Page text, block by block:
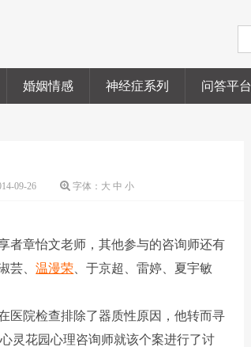
婚姻情感 神经症系列 问答平台
09-26 字体： 大 中 小
者章怡文老师，其他参与的咨询师还有
芸、温漫荣 、于京超、雷婷、夏宇敏
医院检查排除了器质性原因，他转而寻
灵花园心理咨询师就该个案进行了讨